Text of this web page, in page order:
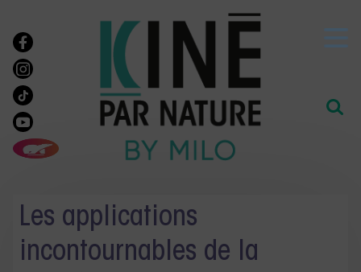
Les applications
incontournables de la